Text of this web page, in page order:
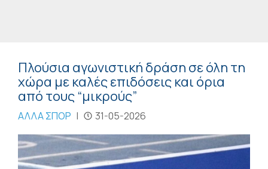
Πλούσια αγωνιστική δράση σε όλη τη
χώρα με καλές επιδόσεις και όρια
από τους “μικρούς”
ΑΛΛΑ ΣΠΟΡ | 31-05-2026